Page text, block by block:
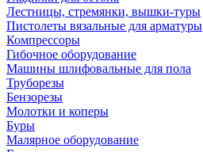
Лестницы, стремянки, вышки-туры
Пистолеты вязальные для арматуры
Компрессоры
Гибочное оборудование
Машины шлифовальные для пола
Труборезы
Бензорезы
Молотки и коперы
Буры
Малярное оборудование